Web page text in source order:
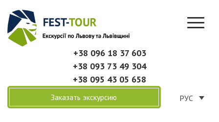
+38 096 18 37 603
+38 093 73 49 304
+38 095 43 05 658
РУС
Заказать экскурсию